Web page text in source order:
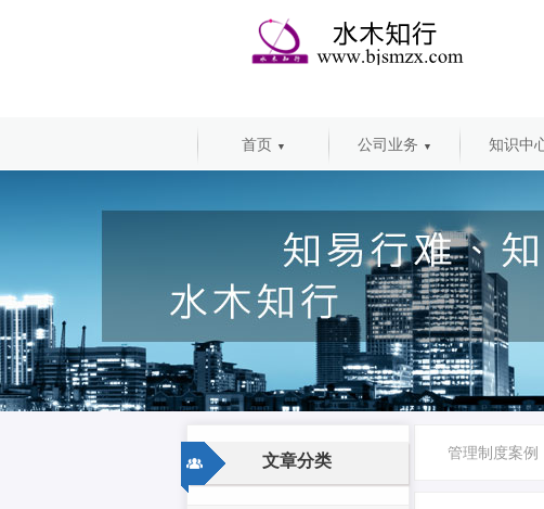
首页 ▼ 公司业务 ▼ 知识中
文章分类 管理制度案例